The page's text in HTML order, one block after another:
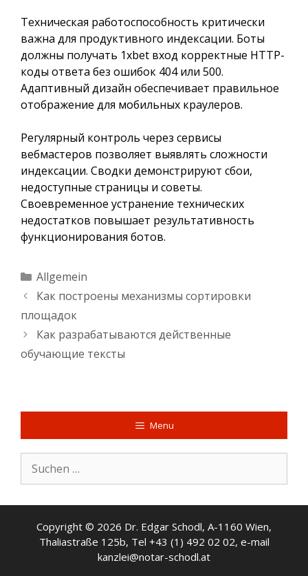
Техническая работоспособность критически
важна для продуктивного индексации. Боты
должны получать 1xbet вход корректные HTTP-
коды ответа без ошибок 404 или 500.
Адаптивный дизайн обеспечивает правильное
отображение для мобильных краулеров.
Регулярный контроль через сервисы
вебмастеров позволяет выявлять сложности
индексации. Сводки демонстрируют сбои,
недоступные страницы и советы.
Своевременное устранение технических
недостатков повышает результативность
функционирования ботов.
Kategorien
Allgemein
Как построены механизмы сортировки
площадок
Как разрабатываются действенные
обучающие тексты
Menu
Suche
nach:
Copyright © 2026 Dr. Edgar Schodl, A-1160 Wien,
Thaliastraße 125b, Tel +43 (1) 492 02 02, e-mail
kanzlei@notar-schodl.at